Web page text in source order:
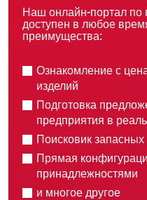
Наш онлайн-портал
доступен в любое
преимущества:
Ознакомление с
изделий
Подготовка
предприятия в
Поисковик
Прямая
принадлежностями
и многое другое